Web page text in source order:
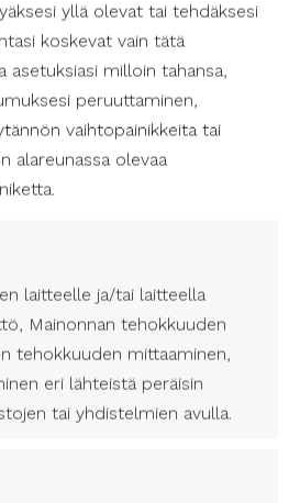
yllä olevat tai tehdäksesi
koskevat vain tätä
asetuksiasi milloin tahansa,
peruuttaminen,
vaihtopainikkeita tai
alareunassa olevaa
laitteelle ja/tai laitteella
Mainonnan tehokkuuden
tehokkuuden mittaaminen,
eri lähteistä peräisin
tai yhdistelmien avulla.
johtaa pysyvään
sitä ei hoideta ajoissa.
keskushermostoon voi
ja koordinaatioon. Joillakin
oireet
olla samanlaisia ​​kuin
huomaat yllä mainittuja